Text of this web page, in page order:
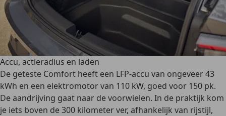
Accu, actieradius en laden
De geteste Comfort heeft een LFP-accu van ongeveer 43
kWh en een elektromotor van 110 kW, goed voor 150 pk.
De aandrijving gaat naar de voorwielen. In de praktijk kom
je iets boven de 300 kilometer ver, afhankelijk van rijstijl,